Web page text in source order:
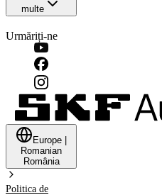
multe
Urmăriți-ne
Europe
Romanian
România
Politica de